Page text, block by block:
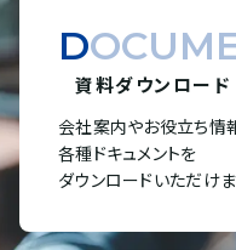
資料ダウンロード
会社案内やお役立ち情
各種ドキュメントを
ダウンロードいただけま